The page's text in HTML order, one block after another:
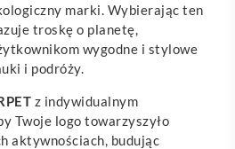
marki. Wybierając ten
troskę o planetę,
wygodne i stylowe
i podróży.
z indywidualnym
Twoje logo towarzyszyło
aktywnościach, budując